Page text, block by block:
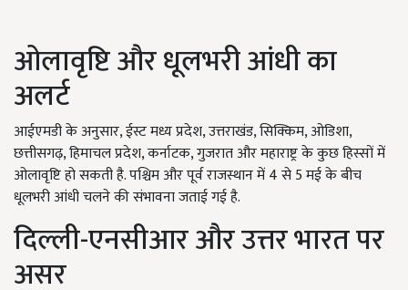
ओलावृष्टि और धूलभरी आंधी का
अलर्ट
आईएमडी के अनुसार, ईस्ट मध्य प्रदेश, उत्तराखंड, सिक्किम, ओडिशा,
छत्तीसगढ़, हिमाचल प्रदेश, कर्नाटक, गुजरात और महाराष्ट्र के कुछ हिस्सों में
ओलावृष्टि हो सकती है. पश्चिम और पूर्व राजस्थान में 4 से 5 मई के बीच
धूलभरी आंधी चलने की संभावना जताई गई है.
दिल्ली-एनसीआर और उत्तर भारत पर
असर